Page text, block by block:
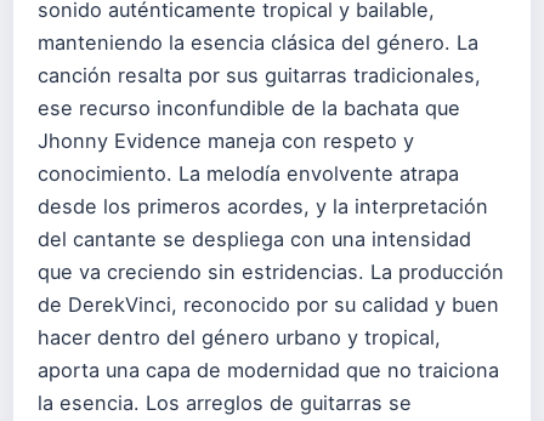
sonido auténticamente tropical y bailable,
manteniendo la esencia clásica del género. La
canción resalta por sus guitarras tradicionales,
ese recurso inconfundible de la bachata que
Jhonny Evidence maneja con respeto y
conocimiento. La melodía envolvente atrapa
desde los primeros acordes, y la interpretación
del cantante se despliega con una intensidad
que va creciendo sin estridencias. La producción
de DerekVinci, reconocido por su calidad y buen
hacer dentro del género urbano y tropical,
aporta una capa de modernidad que no traiciona
la esencia. Los arreglos de guitarras se